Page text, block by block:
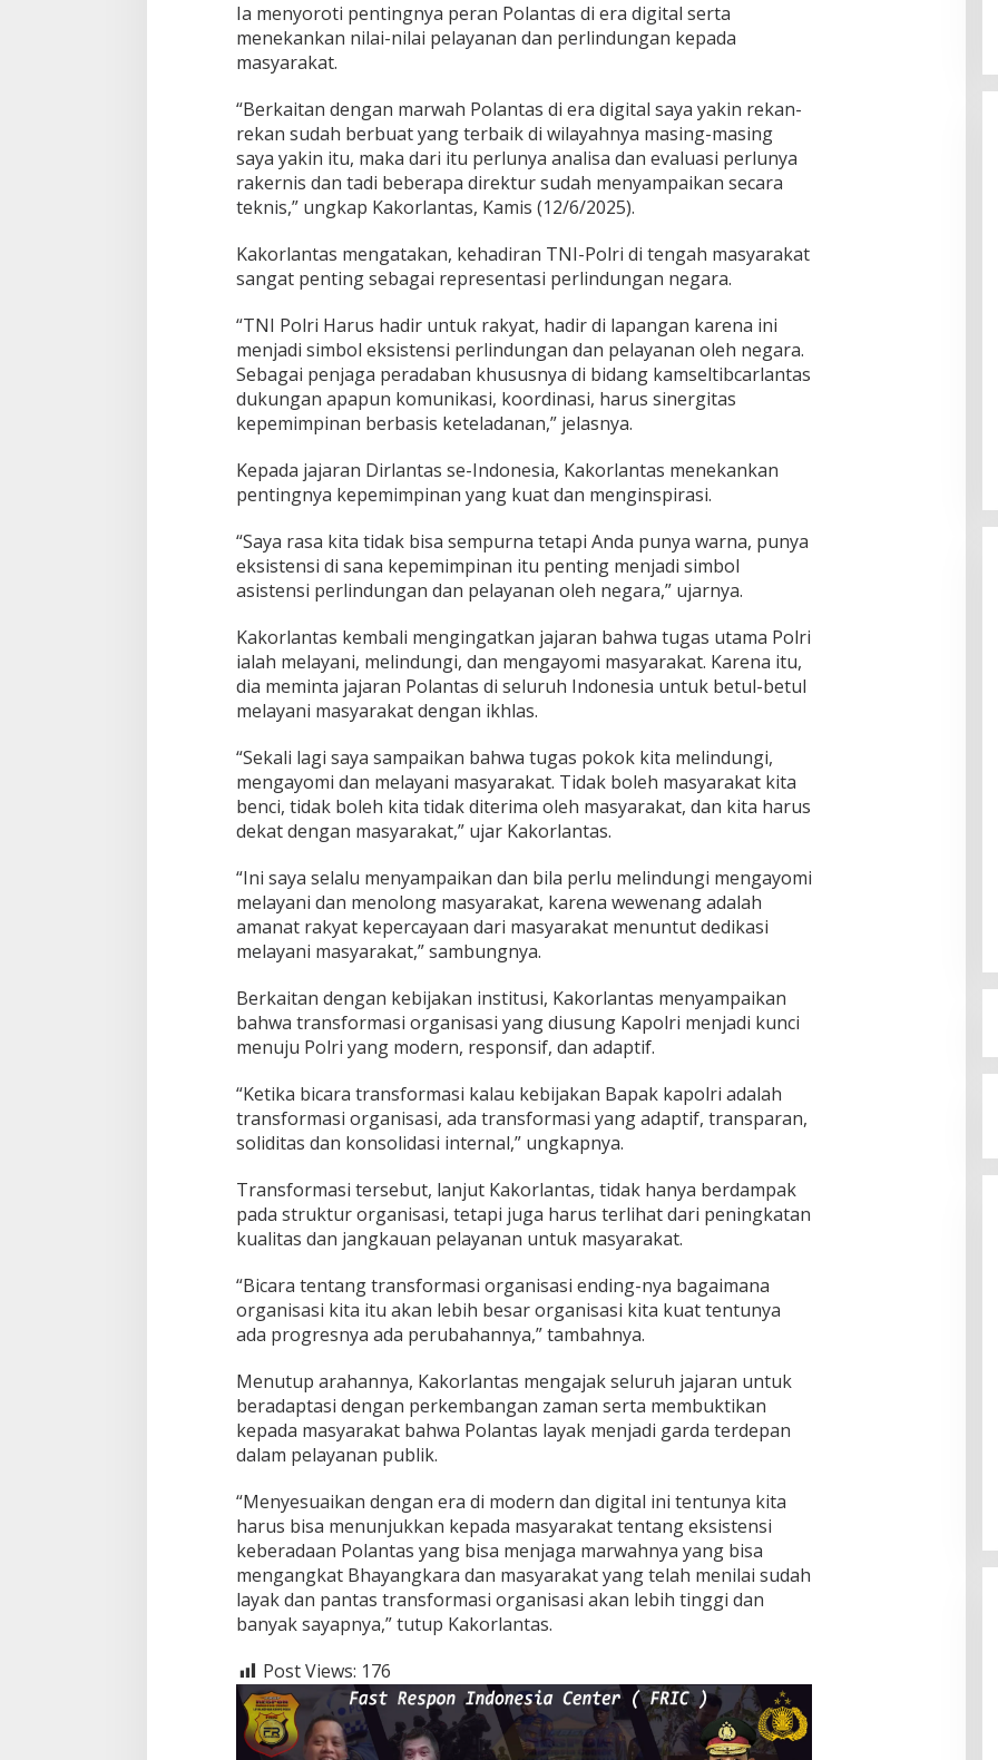
Ia menyoroti pentingnya peran Polantas di era digital serta
menekankan nilai-nilai pelayanan dan perlindungan kepada
masyarakat.
“Berkaitan dengan marwah Polantas di era digital saya yakin rekan-
rekan sudah berbuat yang terbaik di wilayahnya masing-masing
saya yakin itu, maka dari itu perlunya analisa dan evaluasi perlunya
rakernis dan tadi beberapa direktur sudah menyampaikan secara
teknis,” ungkap Kakorlantas, Kamis (12/6/2025).
Kakorlantas mengatakan, kehadiran TNI-Polri di tengah masyarakat
sangat penting sebagai representasi perlindungan negara.
“TNI Polri Harus hadir untuk rakyat, hadir di lapangan karena ini
menjadi simbol eksistensi perlindungan dan pelayanan oleh negara.
Sebagai penjaga peradaban khususnya di bidang kamseltibcarlantas
dukungan apapun komunikasi, koordinasi, harus sinergitas
kepemimpinan berbasis keteladanan,” jelasnya.
Kepada jajaran Dirlantas se-Indonesia, Kakorlantas menekankan
pentingnya kepemimpinan yang kuat dan menginspirasi.
“Saya rasa kita tidak bisa sempurna tetapi Anda punya warna, punya
eksistensi di sana kepemimpinan itu penting menjadi simbol
asistensi perlindungan dan pelayanan oleh negara,” ujarnya.
Kakorlantas kembali mengingatkan jajaran bahwa tugas utama Polri
ialah melayani, melindungi, dan mengayomi masyarakat. Karena itu,
dia meminta jajaran Polantas di seluruh Indonesia untuk betul-betul
melayani masyarakat dengan ikhlas.
“Sekali lagi saya sampaikan bahwa tugas pokok kita melindungi,
mengayomi dan melayani masyarakat. Tidak boleh masyarakat kita
benci, tidak boleh kita tidak diterima oleh masyarakat, dan kita harus
dekat dengan masyarakat,” ujar Kakorlantas.
“Ini saya selalu menyampaikan dan bila perlu melindungi mengayomi
melayani dan menolong masyarakat, karena wewenang adalah
amanat rakyat kepercayaan dari masyarakat menuntut dedikasi
melayani masyarakat,” sambungnya.
Berkaitan dengan kebijakan institusi, Kakorlantas menyampaikan
bahwa transformasi organisasi yang diusung Kapolri menjadi kunci
menuju Polri yang modern, responsif, dan adaptif.
“Ketika bicara transformasi kalau kebijakan Bapak kapolri adalah
transformasi organisasi, ada transformasi yang adaptif, transparan,
soliditas dan konsolidasi internal,” ungkapnya.
Transformasi tersebut, lanjut Kakorlantas, tidak hanya berdampak
pada struktur organisasi, tetapi juga harus terlihat dari peningkatan
kualitas dan jangkauan pelayanan untuk masyarakat.
“Bicara tentang transformasi organisasi ending-nya bagaimana
organisasi kita itu akan lebih besar organisasi kita kuat tentunya
ada progresnya ada perubahannya,” tambahnya.
Menutup arahannya, Kakorlantas mengajak seluruh jajaran untuk
beradaptasi dengan perkembangan zaman serta membuktikan
kepada masyarakat bahwa Polantas layak menjadi garda terdepan
dalam pelayanan publik.
“Menyesuaikan dengan era di modern dan digital ini tentunya kita
harus bisa menunjukkan kepada masyarakat tentang eksistensi
keberadaan Polantas yang bisa menjaga marwahnya yang bisa
mengangkat Bhayangkara dan masyarakat yang telah menilai sudah
layak dan pantas transformasi organisasi akan lebih tinggi dan
banyak sayapnya,” tutup Kakorlantas.
Post Views: 176
Ingklut Penjelasan Agus Flores